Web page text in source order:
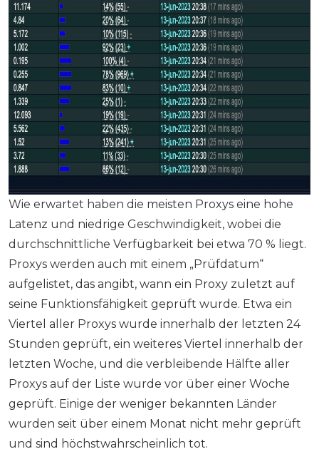
Wie erwartet haben die meisten Proxys eine hohe
Latenz und niedrige Geschwindigkeit, wobei die
durchschnittliche Verfügbarkeit bei etwa 70 % liegt.
Proxys werden auch mit einem „Prüfdatum“
aufgelistet, das angibt, wann ein Proxy zuletzt auf
seine Funktionsfähigkeit geprüft wurde. Etwa ein
Viertel aller Proxys wurde innerhalb der letzten 24
Stunden geprüft, ein weiteres Viertel innerhalb der
letzten Woche, und die verbleibende Hälfte aller
Proxys auf der Liste wurde vor über einer Woche
geprüft. Einige der weniger bekannten Länder
wurden seit über einem Monat nicht mehr geprüft
und sind höchstwahrscheinlich tot.